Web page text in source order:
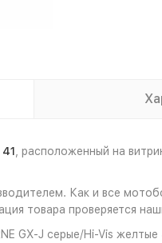
, расположенный на
Как и все
товара проверяется
GX-J серые/Hi-Vis